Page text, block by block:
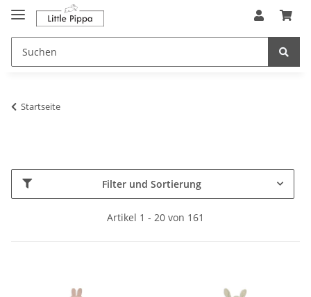
Zum Hauptinhalt springen
springen
Startseite
Filter und Sortierung
Artikel 1 - 20 von 161